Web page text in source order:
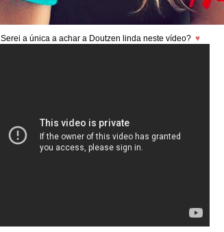
Serei a única a achar a Doutzen linda neste vídeo? ♥